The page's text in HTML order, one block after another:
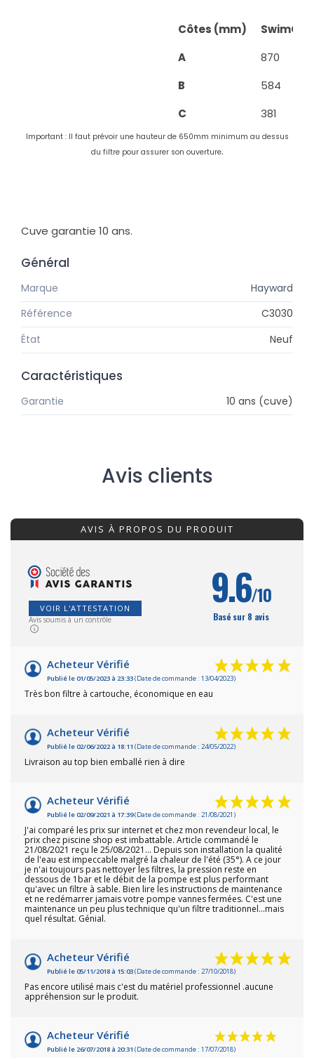
Côtes (mm)
A
870
B
584
C
381
Important : Il faut prévoir une hauteur de 650mm minimum au dessus
du filtre pour assurer son ouverture.
Cuve garantie 10 ans.
Général
Marque
Hayward
Référence
C3030
État
Neuf
Caractéristiques
Garantie 10 ans (cuve)
Avis clients
AVIS À PROPOS DU PRODUIT
VOIR L'ATTESTATION
Avis soumis à un contrôle
9.6/10
Basé sur 8 avis
Acheteur Vérifié
Publié le 01/05/2023 à 23:33(Date de commande : 13/04/2023)
Très bon filtre à cartouche, économique en eau
Acheteur Vérifié
Publié le 02/06/2022 à 18:11 (Date de commande : 24/05/2022)
Livraison au top bien emballé rien à dire
Acheteur Vérifié
Publié le 02/09/2021 à 17:39(Date de commande : 21/08/2021)
J'ai comparé les prix sur internet et chez mon revendeur local, le
prix chez piscine shop est imbattable. Article commandé le
21/08/2021 reçu le 25/08/2021... Depuis son installation la qualité
de l'eau est impeccable malgré la chaleur de l'été (35°). A ce jour
je n'ai toujours pas nettoyer les filtres, la pression reste en
dessous de 1bar et le débit de la pompe est plus performant
qu'avec un filtre à sable. Bien lire les instructions de maintenance
et ne redémarrer jamais votre pompe vannes fermées. C'est une
maintenance un peu plus technique qu'un filtre traditionnel...mais
quel résultat. Génial.
Acheteur Vérifié
Publié le 05/11/2018 à 15:03(Date de commande : 27/10/2018)
Pas encore utilisé mais c'est du matériel professionnel .aucune
appréhension sur le produit.
Acheteur Vérifié
Publié le 26/07/2018 à 20:31 (Date de commande : 17/07/2018)